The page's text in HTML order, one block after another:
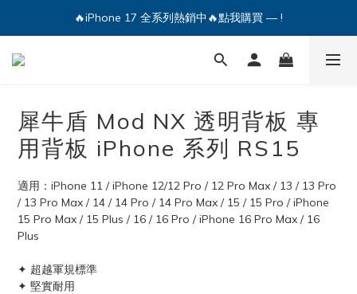
🔥iPhone 17 全系列熱銷中🔥點我購買 — !
💕加入Q哥 Line 新好友領優惠券！🎫
🔥iPhone 17 全系列熱銷中🔥點我購買 — !
犀牛盾 Mod NX 透明背板 專
用背板 iPhone 系列 RS15
適用：iPhone 11 / iPhone 12/12 Pro / 12 Pro Max / 13 / 13 Pro
/ 13 Pro Max / 14 / 14 Pro / 14 Pro Max / 15 / 15 Pro / iPhone
15 Pro Max / 15 Plus / 16 / 16 Pro / iPhone 16 Pro Max / 16
Plus
✦ 超越軍規標準
✦ 堅實耐用